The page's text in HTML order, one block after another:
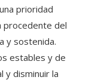
prioridad
procedente del
y sostenida.
estables y de
y disminuir la